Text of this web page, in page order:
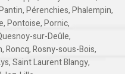
,Pérenchies,Phalempin,
,Pontoise,Pornic,
sur-Deûle,
,Roncq,Rosny-sous-Bois,
,Saint Laurent Blangy,